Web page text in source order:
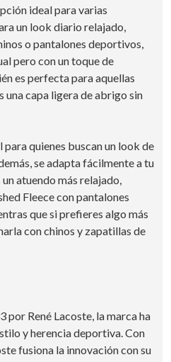
ideal para varias
un look diario relajado,
o pantalones deportivos,
pero con un toque de
es perfecta para aquellas
una capa ligera de abrigo sin
quienes buscan un look de
se adapta fácilmente a tu
atuendo más relajado,
Fleece con pantalones
que si prefieres algo más
con chinos y zapatillas de
por René Lacoste, la marca ha
y herencia deportiva. Con
fusiona la innovación con su